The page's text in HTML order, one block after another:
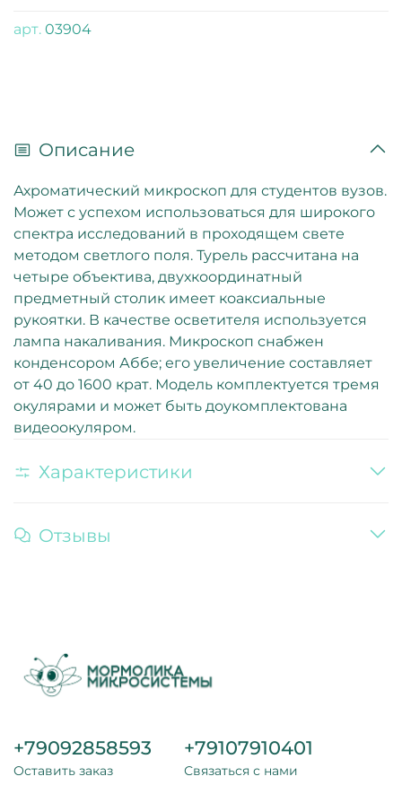
арт. 03904
Описание
Ахроматический микроскоп для студентов вузов.
Может с успехом использоваться для широкого
спектра исследований в проходящем свете
методом светлого поля. Турель рассчитана на
четыре объектива, двухкоординатный
предметный столик имеет коаксиальные
рукоятки. В качестве осветителя используется
лампа накаливания. Микроскоп снабжен
конденсором Аббе; его увеличение составляет
от 40 до 1600 крат. Модель комплектуется тремя
окулярами и может быть доукомплектована
видеоокуляром.
Характеристики
Отзывы
+79092858593
Оставить заказ
+79107910401
Связаться с нами